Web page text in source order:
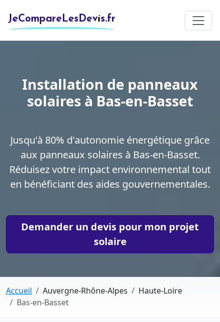
JeCompareLesDevis.fr
Installation de panneaux
solaires à Bas-en-Basset
Jusqu'à 80% d'autonomie énergétique grâce
aux panneaux solaires à Bas-en-Basset.
Réduisez votre impact environnemental tout
en bénéficiant des aides gouvernementales.
Demander un devis pour mon projet
solaire
Accueil Auvergne-Rhône-Alpes
Haute-Loire
Bas-en-Basset